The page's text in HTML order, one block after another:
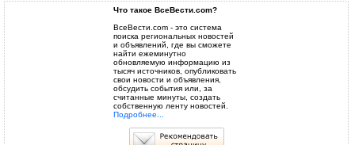
Что такое ВсеВести.com?
ВсеВести.com - это система
поиска региональных новостей
и объявлений, где вы сможете
найти ежеминутно
обновляемую информацию из
тысяч источников, опубликовать
свои новости и объявления,
обсудить события или, за
считанные минуты, создать
собственную ленту новостей.
Подробнее...